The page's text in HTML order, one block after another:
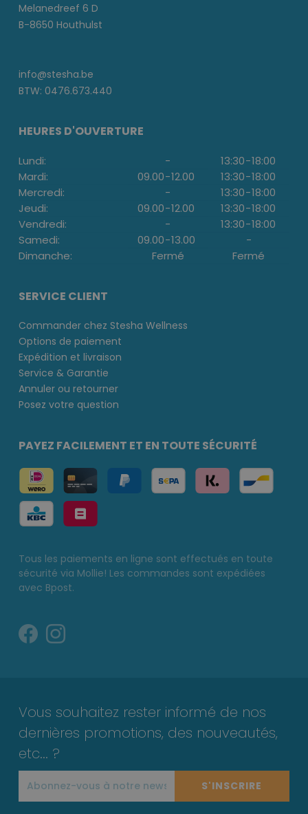
Melanedreef 6 D
B-8650 Houthulst
info@stesha.be
BTW: 0476.673.440
HEURES D'OUVERTURE
Lundi: - 13:30-18:00
Mardi:
09.00-12.00 13:30-18:00
Mercredi:
- 13:30-18:00
Jeudi:
09.00-12.00 13:30-18:00
Vendredi:
- 13:30-18:00
Samedi:
09.00-13.00
-
Dimanche:
Fermé Fermé
SERVICE CLIENT
Commander chez Stesha Wellness
Options de paiement
Expédition et livraison
Service & Garantie
Annuler ou retourner
Posez votre question
PAYEZ FACILEMENT ET EN TOUTE SÉCURITÉ
Tous les paiements en ligne sont effectués en toute
sécurité via Mollie! Les commandes sont expédiées
avec Bpost.
Vous souhaitez rester informé de nos
dernières promotions, des nouveautés,
etc... ?
S'INSCRIRE